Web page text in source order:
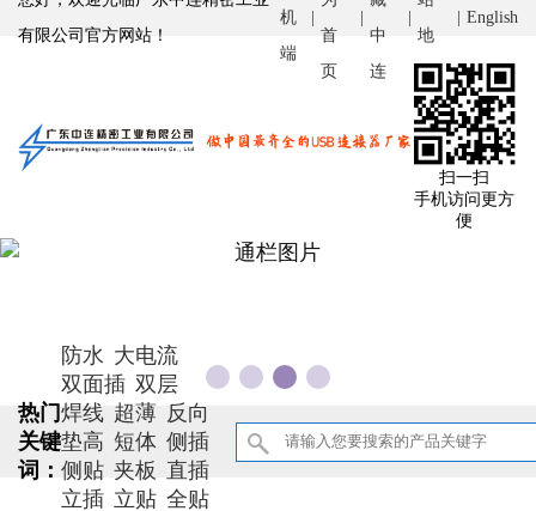
有限公司官方网站！
机
端
首
页
中
连
地
图
English
扫一扫
手机访问更方
便
热门
关键
词：
防水 大电流
双面插 双层
焊线 超薄 反向
垫高 短体 侧插
侧贴 夹板 直插
立插 立贴 全贴